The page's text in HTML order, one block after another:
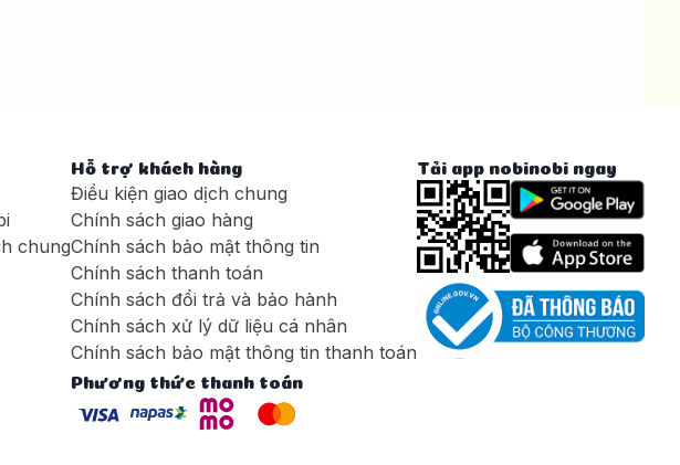
chung
Hỗ trợ khách hàng
Điều kiện giao dịch chung
Chính sách giao hàng
Chính sách bảo mật thông tin
Chính sách thanh toán
Chính sách đổi trả và bảo hành
Chính sách xử lý dữ liệu cá nhân
Chính sách bảo mật thông tin thanh toán
Phương thức thanh toán
Tải app nobinobi ngay